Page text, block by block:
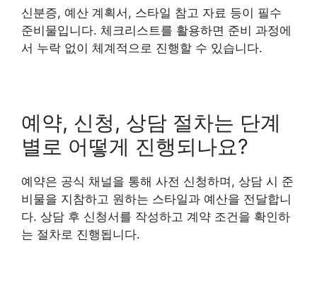
신분증, 예산 계획서, 스타일 참고 자료 등이 필수
준비물입니다. 체크리스트를 활용하면 준비 과정에
서 누락 없이 체계적으로 진행할 수 있습니다.
예약, 신청, 상담 절차는 단계
별로 어떻게 진행되나요?
예약은 공식 채널을 통해 사전 신청하며, 상담 시 준
비물을 지참하고 원하는 스타일과 예산을 전달합니
다. 상담 후 신청서를 작성하고 계약 조건을 확인하
는 절차로 진행됩니다.